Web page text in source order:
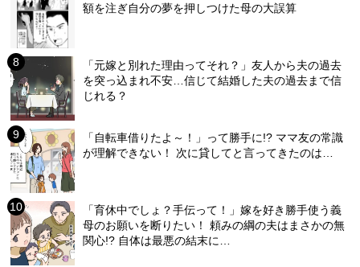
額を注ぎ自分の夢を押しつけた母の大誤算
「元嫁と別れた理由ってそれ？」友人から夫の過去
を突っ込まれ不安…信じて結婚した夫の過去まで信
じれる？
「自転車借りたよ～！」って勝手に!? ママ友の常識
が理解できない！ 次に貸してと言ってきたのは…
「育休中でしょ？手伝って！」嫁を好き勝手使う義
母のお願いを断りたい！ 頼みの綱の夫はまさかの無
関心!? 自体は最悪の結末に…